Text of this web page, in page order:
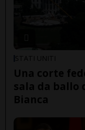
STATI UNITI
Una corte
sala da ballo
Bianca